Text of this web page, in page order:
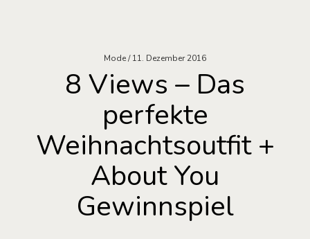
Mode 11. Dezember 2016
8 Views – Das
perfekte
Weihnachtsoutfit +
About You
Gewinnspiel